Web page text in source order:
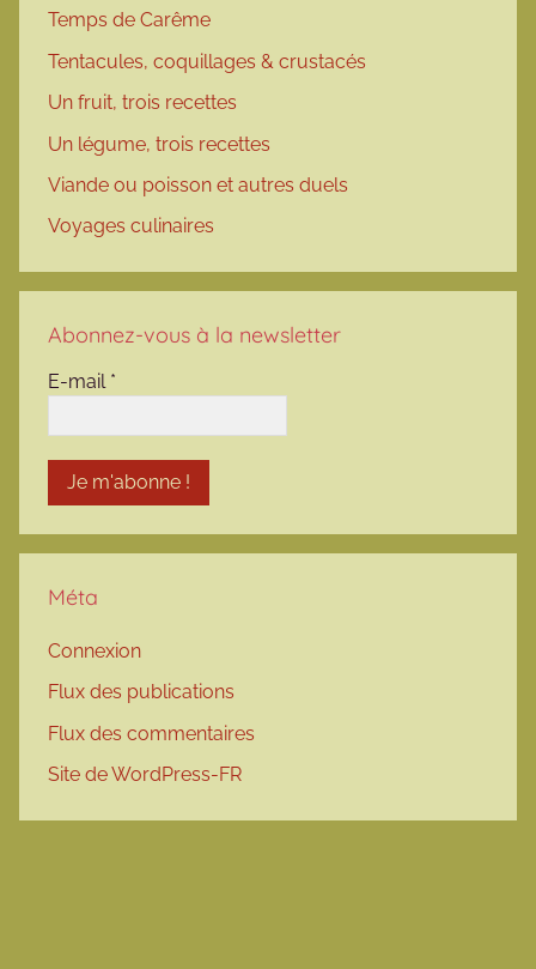
Temps de Carême
Tentacules, coquillages & crustacés
Un fruit, trois recettes
Un légume, trois recettes
Viande ou poisson et autres duels
Voyages culinaires
Abonnez-vous à la newsletter
E-mail *
Méta
Connexion
Flux des publications
Flux des commentaires
Site de WordPress-FR